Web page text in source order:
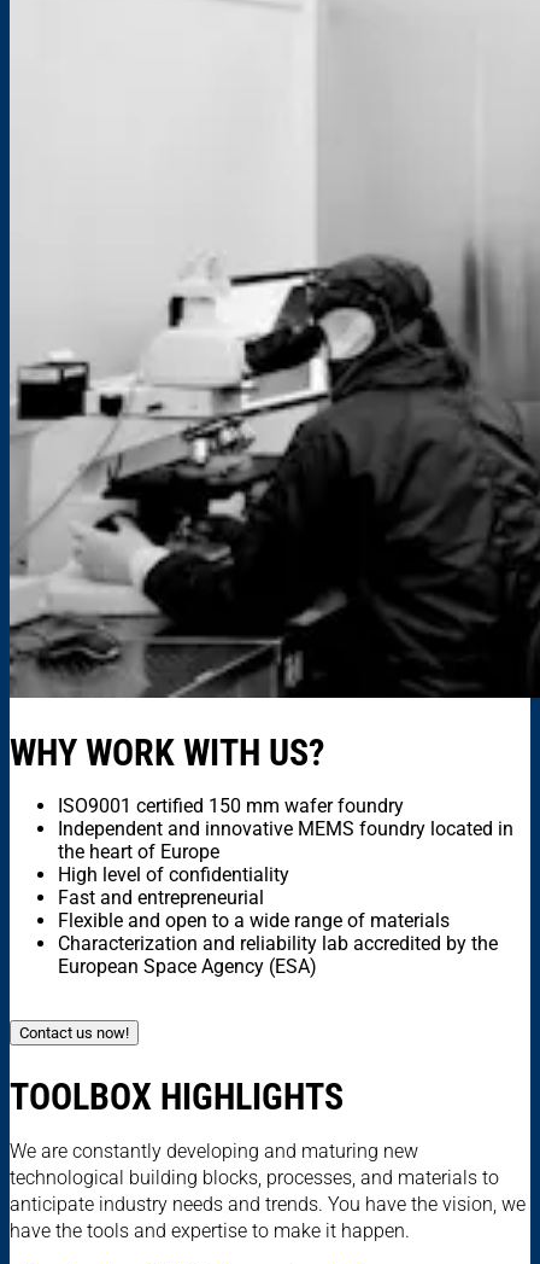
WHY WORK WITH US?
ISO9001 certified 150 mm wafer foundry
Independent and innovative MEMS foundry located in
the heart of Europe
High level of confidentiality
Fast and entrepreneurial
Flexible and open to a wide range of materials
Characterization and reliability lab accredited by the
European Space Agency (ESA)
Contact us now!
TOOLBOX HIGHLIGHTS
We are constantly developing and maturing new
technological building blocks, processes, and materials to
anticipate industry needs and trends. You have the vision, we
have the tools and expertise to make it happen.